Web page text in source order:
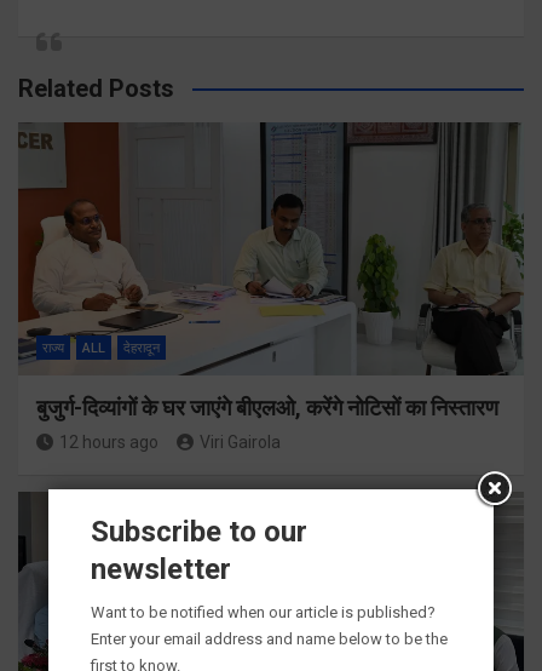
Related Posts
राज्य ALL देहरादून
बुजुर्ग-दिव्यांगों के घर जाएंगे बीएलओ, करेंगे नोटिसों का निस्तारण
12 hours ago Viri Gairola
Subscribe to our
newsletter
Want to be notified when our article is published?
Enter your email address and name below to be the
first to know.